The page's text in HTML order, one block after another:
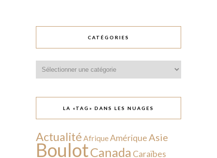
CATÉGORIES
LA «TAG» DANS LES NUAGES
Actualité AfriqueAmérique Asie
BoulotCanada Caraïbes